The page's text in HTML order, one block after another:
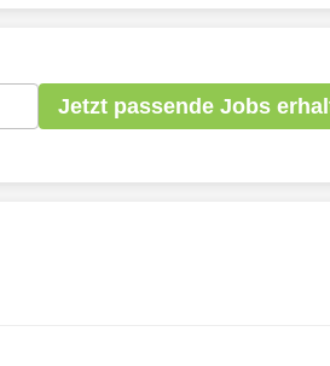
Jetzt passende Jobs